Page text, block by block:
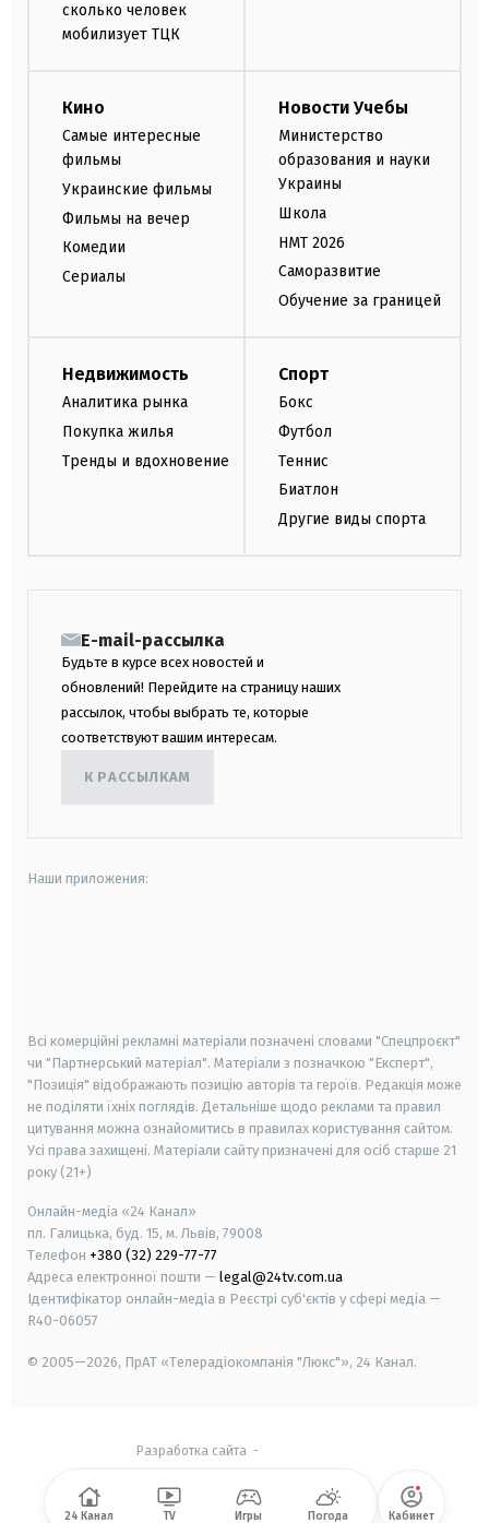
сколько человек
мобилизует ТЦК
Кино
Самые интересные
фильмы
Украинские фильмы
Фильмы на вечер
Комедии
Сериалы
Новости Учебы
Министерство
образования и науки
Украины
Школа
НМТ 2026
Саморазвитие
Обучение за границей
Недвижимость
Аналитика рынка
Покупка жилья
Тренды и вдохновение
Спорт
Бокс
Футбол
Теннис
Биатлон
Другие виды спорта
E-mail-рассылка
Будьте в курсе всех новостей и
обновлений! Перейдите на страницу наших
рассылок, чтобы выбрать те, которые
соответствуют вашим интересам.
К РАССЫЛКАМ
Наши приложения:
Всі комерційні рекламні матеріали позначені словами "Спецпроєкт"
чи "Партнерський матеріал". Матеріали з позначкою "Експерт",
"Позиція" відображають позицію авторів та героїв. Редакція може
не поділяти їхніх поглядів. Детальніше щодо реклами та правил
цитування можна ознайомитись в правилах користування сайтом.
Усі права захищені. Матеріали сайту призначені для осіб старше 21
року (21+)
Онлайн-медіа «24 Канал»
пл. Галицька, буд. 15, м. Львів, 79008
Телефон +380 (32) 229-77-77
Адреса електронної пошти — legal@24tv.com.ua
Ідентифікатор онлайн-медіа в Реєстрі суб'єктів у сфері медіа —
R40-06057
© 2005—2026, ПрАТ «Телерадіокомпанія "Люкс"», 24 Канал.
Разработка сайта -
24 Канал TV Игры Погода Кабинет